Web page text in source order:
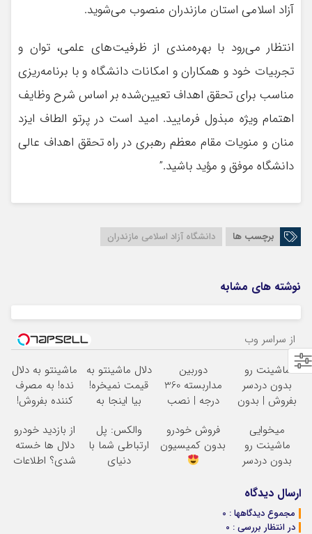
آزاد اسلامی استان مازندران منصوب می‌شوید.
انتظار می‌رود با بهره‌مندی از ظرفیت‌های علمی، توان و
تجربیات خود و همکاران و امکانات دانشگاه و با برنامه‌ریزی
مناسب برای تحقق اهداف تعیین‌شده بر اساس شرح وظایف
اهتمام ویژه مبذول فرمایید. امید است در پرتو الطاف ایزد
منان و منویات مقام معظم رهبری در راه تحقق اهداف عالی
دانشگاه موفق و مؤید باشید.”
برچسب ها دانشگاه آزاد اسلامی مازندران
نوشته های مشابه
از سراسر وب
ماشینت رو
بدون دردسر
بفروش | بدون
دوربین
مداربسته 360
درجه | نصب
دلال ماشینتو به
قیمت نمیخره!
بیا اینجا به
بفروش*فقط
خریدار واقعی*
ماشینتو به دلال
نده! به مصرف
کننده بفروش!
یک تماس
میخوایی
ماشینت رو
بدون دردسر
کمیسیون
فروش خودرو
بدون کمیسیون
والکس: پل
ارتباطی شما با
دنیای
از بازدید خودرو
دلال ها خسته
شدی؟ اطلاعات
ارسال دیدگاه
مجموع دیدگاهها : 0
در انتظار بررسی : 0